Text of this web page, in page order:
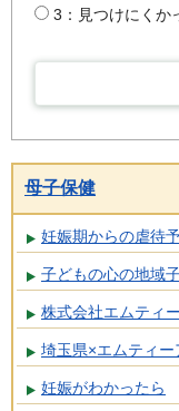
3：見つけにくか
母子保健
妊娠期からの虐待
子どもの心の地域
株式会社エムティ
埼玉県×エムティ
妊娠がわかったら